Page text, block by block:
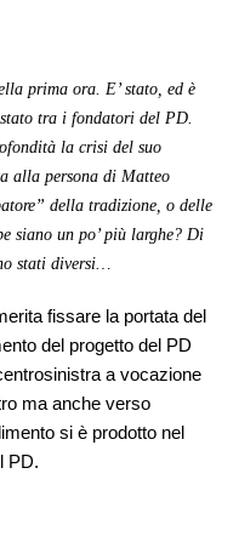
prima ora. E’ stato, ed è
tra i fondatori del PD.
la crisi del suo
alla persona di Matteo
della tradizione, o delle
siano un po’ più larghe? Di
stati diversi…
fissare la portata del
del progetto del PD
a vocazione
ma anche verso
si è prodotto nel
PD.